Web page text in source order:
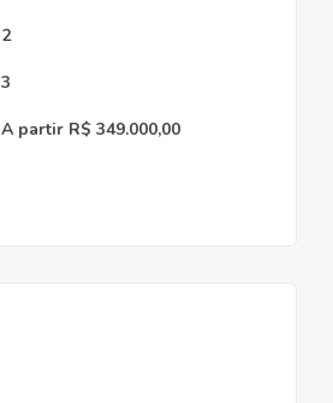
2
3
A partir R$ 349.000,00